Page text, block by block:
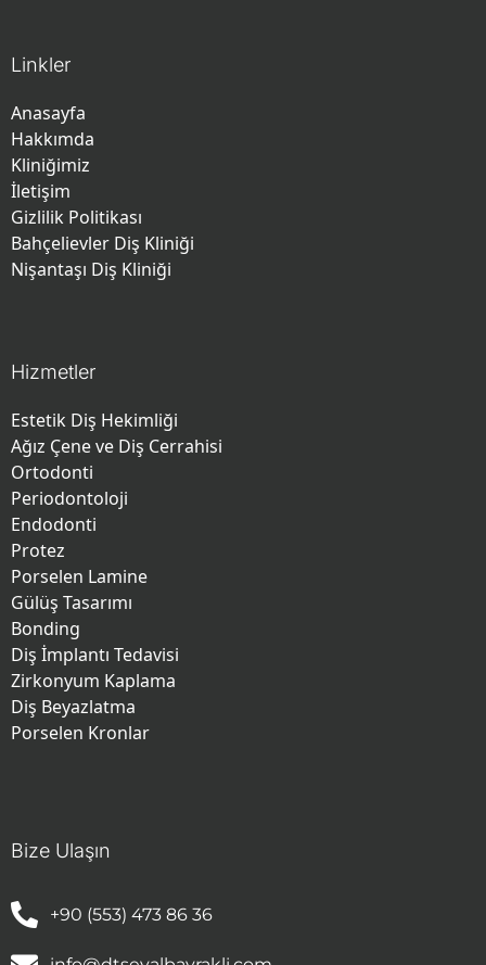
Linkler
Anasayfa
Hakkımda
Kliniğimiz
İletişim
Gizlilik Politikası
Bahçelievler Diş Kliniği
Nişantaşı Diş Kliniği
Hizmetler
Estetik Diş Hekimliği
Ağız Çene ve Diş Cerrahisi
Ortodonti
Periodontoloji
Endodonti
Protez
Porselen Lamine
Gülüş Tasarımı
Bonding
Diş İmplantı Tedavisi
Zirkonyum Kaplama
Diş Beyazlatma
Porselen Kronlar
Bize Ulaşın
+90 (553) 473 86 36